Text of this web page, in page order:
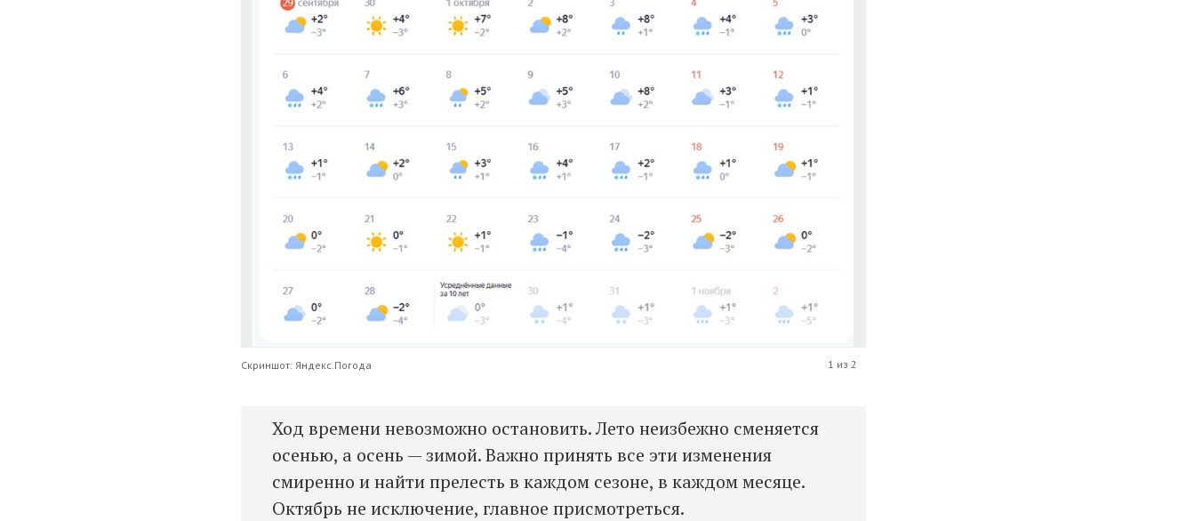
Скриншот: Яндекс.Погода 1 из 2
Ход времени невозможно остановить. Лето неизбежно сменяется
осенью, а осень — зимой. Важно принять все эти изменения
смиренно и найти прелесть в каждом сезоне, в каждом месяце.
Октябрь не исключение, главное присмотреться.